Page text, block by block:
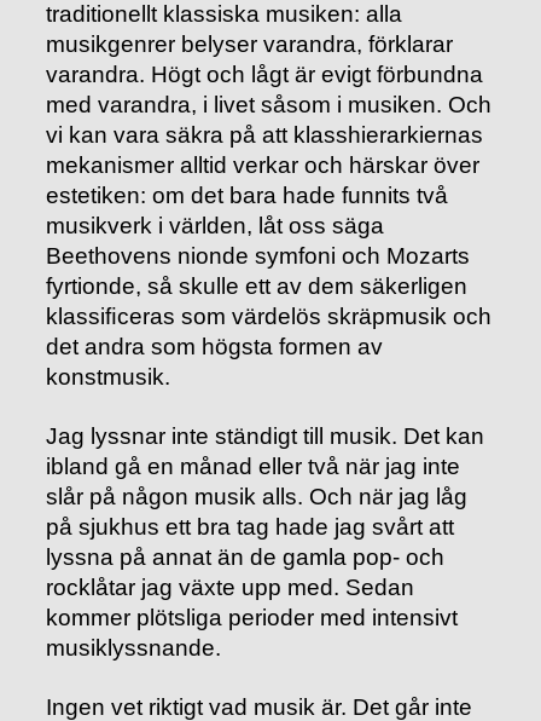
traditionellt klassiska musiken: alla
musikgenrer belyser varandra, förklarar
varandra. Högt och lågt är evigt förbundna
med varandra, i livet såsom i musiken. Och
vi kan vara säkra på att klasshierarkiernas
mekanismer alltid verkar och härskar över
estetiken: om det bara hade funnits två
musikverk i världen, låt oss säga
Beethovens nionde symfoni och Mozarts
fyrtionde, så skulle ett av dem säkerligen
klassiﬁceras som värdelös skräpmusik och
det andra som högsta formen av
konstmusik.
Jag lyssnar inte ständigt till musik. Det kan
ibland gå en månad eller två när jag inte
slår på någon musik alls. Och när jag låg
på sjukhus ett bra tag hade jag svårt att
lyssna på annat än de gamla pop- och
rocklåtar jag växte upp med. Sedan
kommer plötsliga perioder med intensivt
musiklyssnande.
Ingen vet riktigt vad musik är. Det går inte